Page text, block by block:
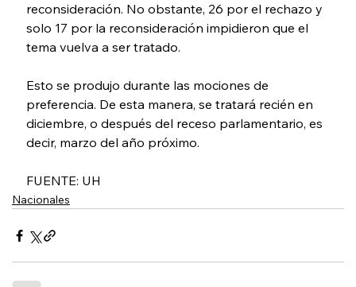
reconsideración. No obstante, 26 por el rechazo y
solo 17 por la reconsideración impidieron que el
tema vuelva a ser tratado.
Esto se produjo durante las mociones de
preferencia. De esta manera, se tratará recién en
diciembre, o después del receso parlamentario, es
decir, marzo del año próximo.
FUENTE: UH
Nacionales